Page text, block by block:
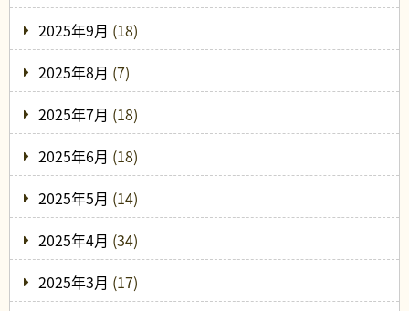
2025年9月 (18)
2025年8月 (7)
2025年7月 (18)
2025年6月 (18)
2025年5月 (14)
2025年4月 (34)
2025年3月 (17)